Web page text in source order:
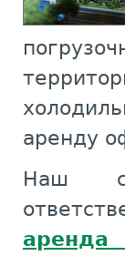
аренду
Наш
аренда